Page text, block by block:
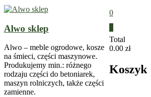
Alwo sklep
Alwo – meble ogrodowe, kosze
na śmieci, części maszynowe.
Produkujemy min.: różnego
rodzaju części do betoniarek,
maszyn rolniczych, także części
zamienne.
0
Total
0.00 zł
Koszyk